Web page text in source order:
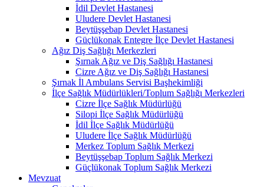
İdil Devlet Hastanesi
Uludere Devlet Hastanesi
Beytüşşebap Devlet Hastanesi
Güçlükonak Entegre İlçe Devlet Hastanesi
Ağız Diş Sağlığı Merkezleri
Şırnak Ağız ve Diş Sağlığı Hastanesi
Cizre Ağız ve Diş Sağlığı Hastanesi
Şırnak İl Ambulans Servisi Başhekimliği
İlçe Sağlık Müdürlükleri/Toplum Sağlığı Merkezleri
Cizre İlçe Sağlık Müdürlüğü
Silopi İlçe Sağlık Müdürlüğü
İdil İlçe Sağlık Müdürlüğü
Uludere İlçe Sağlık Müdürlüğü
Merkez Toplum Sağlık Merkezi
Beytüşşebap Toplum Sağlık Merkezi
Güçlükonak Toplum Sağlık Merkezi
Mevzuat